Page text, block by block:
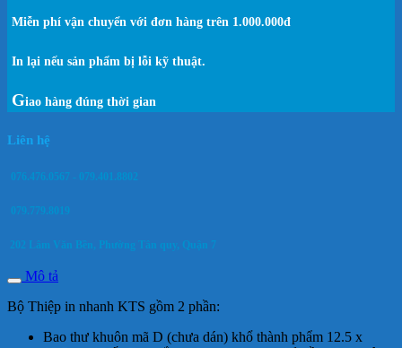
Miễn phí vận chuyển với đơn hàng trên 1.000.000đ
In lại nếu sản phẩm bị lỗi kỹ thuật.
Giao hàng đúng thời gian
Liên hệ
076.476.0567 - 079.401.8802
079.779.8019
202 Lâm Văn Bền, Phường Tân quy, Quận 7
Mô tả
Bộ Thiệp in nhanh KTS gồm 2 phần:
Bao thư khuôn mã D (chưa dán) khổ thành phẩm 12.5 x